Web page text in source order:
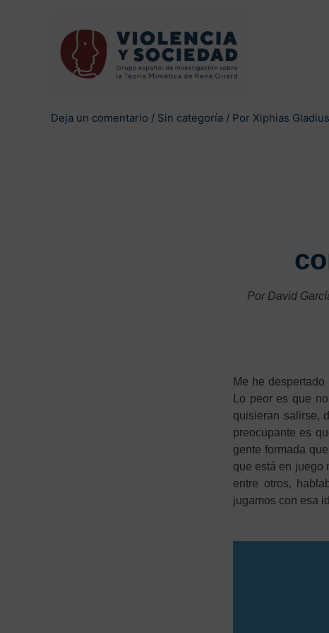
Deja un comentario / Sin categoría / Por Xiphias Gladius
Por David
Me he
Lo peor es que
quisieran salirse,
preocupante es
gente formada
que está en juego
entre otros,
jugamos con esa